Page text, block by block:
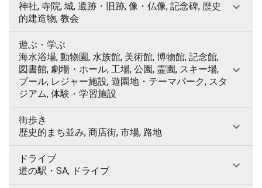
神社, 寺院, 城, 遺跡・旧跡, 像・仏像, 記念碑, 歴史
的建造物, 教会
遊ぶ・学ぶ
海水浴場, 動物園, 水族館, 美術館, 博物館, 記念館,
図書館, 劇場・ホール, 工場, 公園, 霊園, スキー場,
プール, レジャー施設, 遊園地・テーマパーク, スタ
ジアム, 体験・学習施設
街歩き
歴史的まち並み, 商店街, 市場, 路地
ドライブ
道の駅・SA, ドライブ